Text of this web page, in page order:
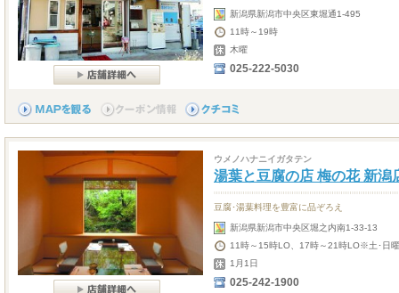
新潟県新潟市中央区東堀通1-495
11時～19時
木曜
025-222-5030
ウメノハナニイガタテン
湯葉と豆腐の店 梅の花 新潟
豆腐･湯葉料理を豊富に品ぞろえ
新潟県新潟市中央区堀之内南1-33-13
11時～15時LO、17時～21時LO※土･日
1月1日
025-242-1900